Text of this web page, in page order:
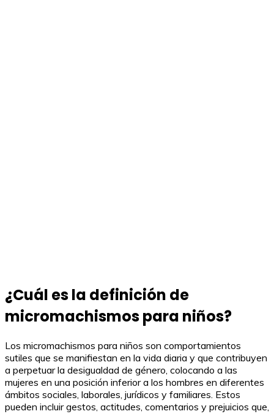
¿Cuál es la definición de
micromachismos para niños?
Los micromachismos para niños son comportamientos
sutiles que se manifiestan en la vida diaria y que contribuyen
a perpetuar la desigualdad de género, colocando a las
mujeres en una posición inferior a los hombres en diferentes
ámbitos sociales, laborales, jurídicos y familiares. Estos
pueden incluir gestos, actitudes, comentarios y prejuicios que,